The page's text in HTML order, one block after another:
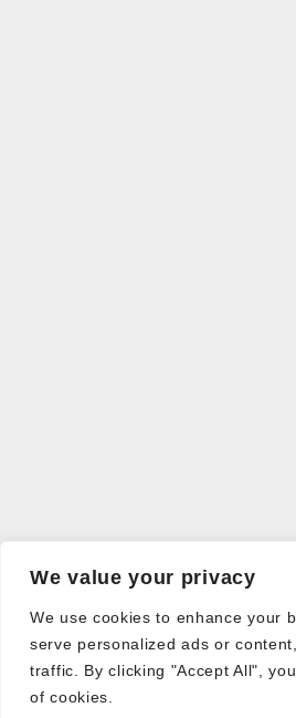
We value your privacy
We use cookies to enhance your
serve personalized ads or
traffic. By clicking "Accept All",
of cookies.